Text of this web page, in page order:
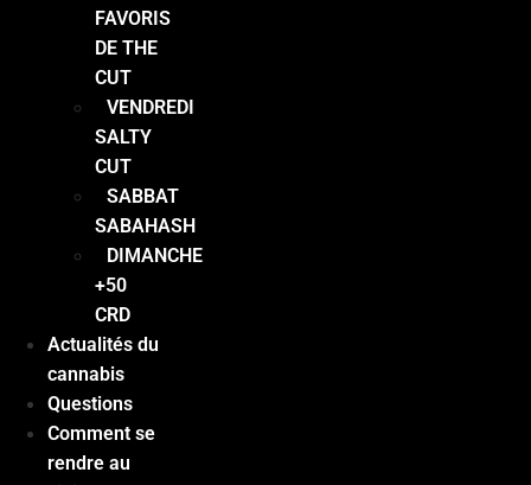
FAVORIS
DE THE
CUT
VENDREDI
SALTY
CUT
SABBAT
SABAHASH
DIMANCHE
+50
CRD
Actualités du
cannabis
Questions
Comment se
rendre au